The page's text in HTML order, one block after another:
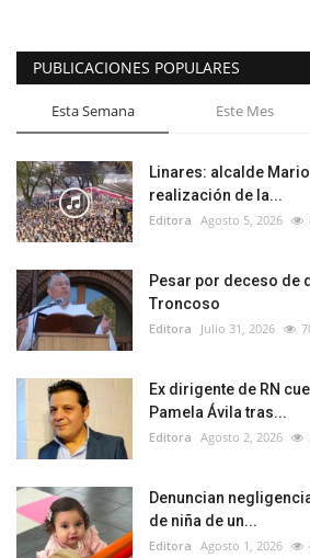
PUBLICACIONES POPULARES
Esta Semana Este Mes
Linares: alcalde
realización de la...
Editora Agosto 5, 2026
Pesar por deceso de
Troncoso
Editora Julio 31, 2026
Ex dirigente de RN
Pamela Ávila tras...
Editora Agosto 2, 2026
Denuncian
de niña de un...
Editora Agosto 1, 2026